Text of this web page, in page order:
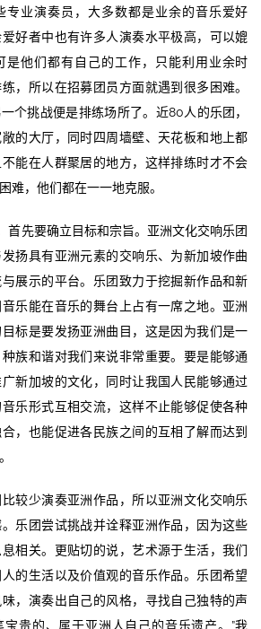
专业演奏员，大多数都是业余的音乐爱好
好者中也有许多人演奏水平极高，可以媲
是他们都有自己的工作，只能利用业余时
，所以在招募团员方面就遇到很多困难。
个挑战便是排练场所了。近80人的乐团，
的大厅，同时四周墙壁、天花板和地上都
能在人群聚居的地方，这样排练时才不会
难，他们都在一一地克服。
首先要确立目标和宗旨。亚洲文化交响乐团
扬具有亚洲元素的交响乐、为新加坡作曲
展示的平台。乐团致力于挖掘新作品和新
乐能在音乐的舞台上占有一席之地。亚洲
标是要发扬亚洲曲目，这是因为我们是一
族和谐对我们来说非常重要。要是能够通
新加坡的文化，同时让我国人民能够通过
乐形式互相交流，这样不止能够促使各种
，也能促进各民族之间的互相了解而达到
较少演奏亚洲作品，所以亚洲文化交响乐
乐团尝试挑战并诠释亚洲作品，因为这些
相关。更贴切的说，艺术源于生活，我们
的生活以及价值观的音乐作品。乐团希望
，演奏出自己的风格，寻找自己独特的声
贵的、属于亚洲人自己的音乐遗产。”我